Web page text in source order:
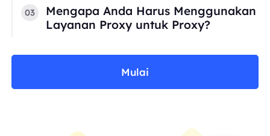
03
Mengapa Anda Harus Menggunakan
Layanan Proxy untuk Proxy?
Mulai